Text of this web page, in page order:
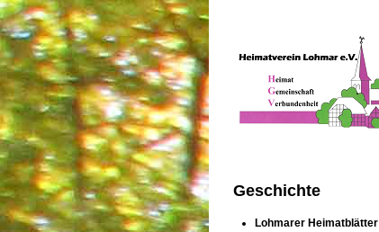
Geschichte
Lohmarer Heimatblätter